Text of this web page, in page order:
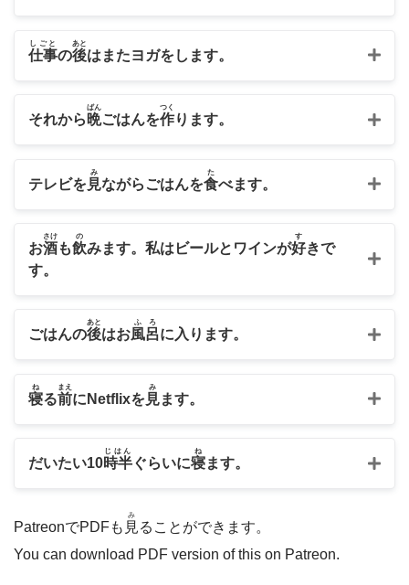
仕事
しごと
の後
あと
はまたヨガをします。
それから 晩
ばん
ごはんを作
つく
ります。
テレビを 見
み
ながらごはんを食
た
べます。
お酒
さけ
も飲
の
みます。 私はビールとワインが好
す
きで
す。
ごはんの後
あと
はお風呂
ふろ
に 入 ります。
寝
ね
る前
まえ
にNetflixを 見
み
ます。
だいたい10時半
じはん
ぐらいに寝
ね
ます。
PatreonでPDFも 見
み
ることができます。
You can download PDF version of this on Patreon.